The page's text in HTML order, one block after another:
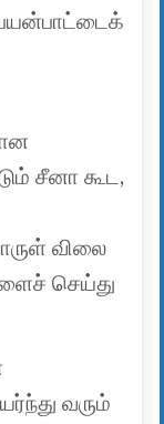
பயன்பாட்டைக்
சீனா கூட,
விலை
செய்து
வரும்